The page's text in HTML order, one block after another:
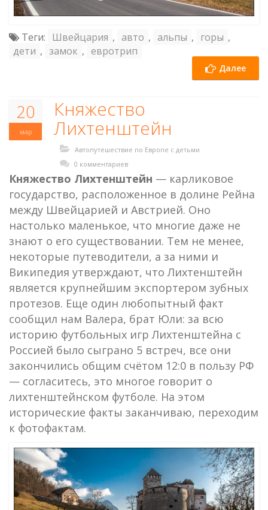
Теги: Швейцария , авто , альпы , горы ,
дети , замок , евротрип
Далее
20
мар
Княжество
Лихтенштейн
Автопутешествие по Европе с детьми
0 комментариев
Княжество Лихтенштейн — карликовое
государство, расположенное в долине Рейна
между Швейцарией и Австрией. Оно
настолько маленькое, что многие даже не
знают о его существовании. Тем не менее,
некоторые путеводители, а за ними и
Википедия утверждают, что Лихтенштейн
является крупнейшим экспортером зубных
протезов. Еще один любопытный факт
сообщил нам Валера, брат Юли: за всю
историю футбольных игр Лихтенштейна с
Россией было сыграно 5 встреч, все они
закончились общим счётом 12:0 в пользу РФ
— согласитесь, это многое говорит о
лихтенштейнском футболе. На этом
исторические факты заканчиваю, переходим
к фотофактам.